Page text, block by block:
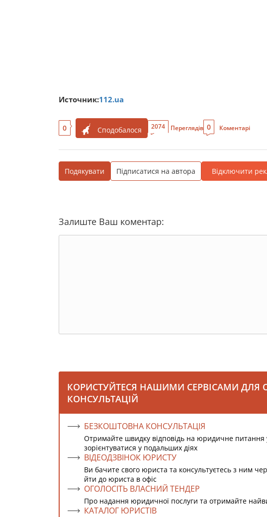
Источник:112.ua
0 Сподобалося 2074 Переглядів 0 Коментарі
Подякувати Підписатися на автора Відключити
Залиште Ваш коментар:
КОРИСТУЙТЕСЯ НАШИМИ СЕРВІСАМИ
КОНСУЛЬТАЦІЙ
БЕЗКОШТОВНА КОНСУЛЬТАЦІЯ
Отримайте швидку відповідь на юридичне
зорієнтуватися у подальших діях
ВІДЕОДЗВІНОК ЮРИСТУ
Ви бачите свого юриста та консультуєтесь з ним
йти до юриста в офіс
ОГОЛОСІТЬ ВЛАСНИЙ ТЕНДЕР
Про надання юридичної послуги та отримайте
КАТАЛОГ ЮРИСТІВ